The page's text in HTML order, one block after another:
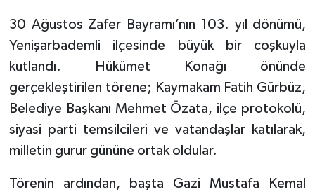
30 Ağustos Zafer Bayramı’nın 103. yıl dönümü,
Yenişarbademli ilçesinde büyük bir coşkuyla
kutlandı. Hükümet Konağı önünde
gerçekleştirilen törene; Kaymakam Fatih Gürbüz,
Belediye Başkanı Mehmet Özata, ilçe protokolü,
siyasi parti temsilcileri ve vatandaşlar katılarak,
milletin gurur gününe ortak oldular.
Törenin ardından, başta Gazi Mustafa Kemal
SAĞLIK
Tarihi Yapılarımız
Teknoloji